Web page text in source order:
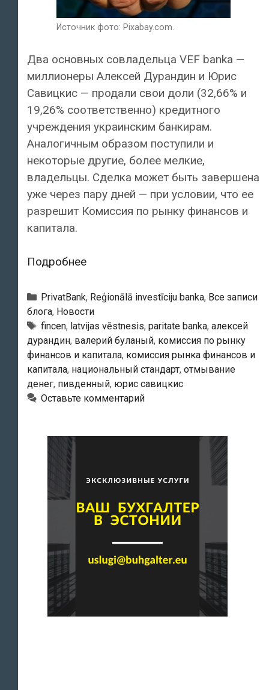
Источник фото: Pixabay.com.
Два основных совладельца VEF banka —
миллионеры Алексей Дурандин и Юрис
Савицкис — продали свои доли (32,66% и
19,26% соответственно) кредитного
учреждения украинским банкирам.
Аналогичным образом поступили и
некоторые другие, более мелкие,
владельцы. Сделка может быть завершена
уже через пару дней — при условии, что ее
разрешит Комиссия по рынку финансов и
капитала.
ПодробнееVEF
продан
украинцам
Рубрики
PrivatBank, Reģionālā investīciju banka, Все записи
блога, Новости
Тэги
fincen, latvijas vēstnesis, paritаte banka, алексей
дурандин, валерий буланый, комиссия по рынку
финансов и капитала, комиссия рынка финансов и
капитала, национальный стандарт, отмывание
денег, пивденный, юрис савицкис
Оставьте комментарий